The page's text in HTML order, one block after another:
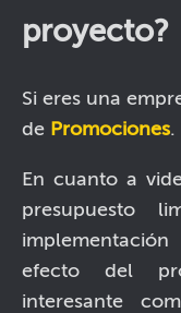
proyecto?
Si eres una
de Promociones.
En cuanto a
presupuesto
efecto del
interesante